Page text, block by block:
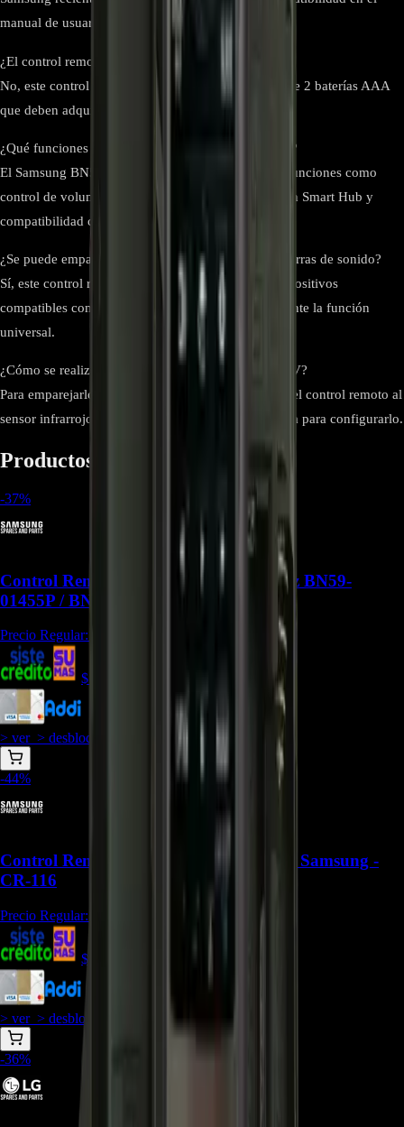
manual de usuario de tu televisor.
¿El control remoto incluye baterías?
No, este control remoto no incluye baterías. Requiere 2 baterías AAA
que deben adquirirse por separado.
¿Qué funciones especiales tiene este control remoto?
El Samsung BN59-01274A ofrece acceso rápido a funciones como
control de volumen, cambio de canal, navegación en Smart Hub y
compatibilidad con comandos de voz.
¿Se puede emparejar con otros dispositivos como barras de sonido?
Sí, este control remoto permite emparejarse con dispositivos
compatibles como barras de sonido Samsung mediante la función
universal.
¿Cómo se realiza el emparejamiento inicial con la TV?
Para emparejarlo, enciende tu TV Samsung, apunta el control remoto al
sensor infrarrojo y sigue las instrucciones en pantalla para configurarlo.
Productos relacionados
-37%
Control Remoto Samsung Solar con Voz BN59-
01455P / BN59-01456M - CR-200
Precio Regular:
$
233.910
> ver_ > desbloquear oferta_
-44%
Control Remoto BN59-01311F Para TV Samsung -
CR-116
Precio Regular:
$
> ver_ > desbloquear oferta_
-36%